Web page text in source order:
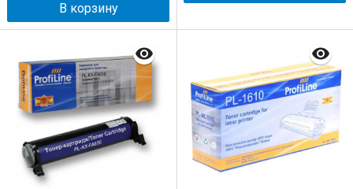
В корзину